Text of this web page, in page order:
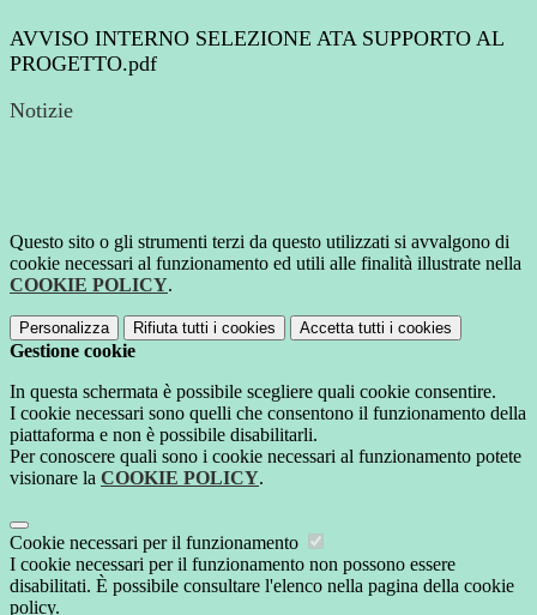
AVVISO INTERNO SELEZIONE ATA SUPPORTO AL
PROGETTO.pdf
Notizie
Questo sito o gli strumenti terzi da questo utilizzati si avvalgono di
cookie necessari al funzionamento ed utili alle finalità illustrate nella
COOKIE POLICY.
Personalizza Rifiuta tutti i cookies Accetta tutti i cookies
Gestione cookie
In questa schermata è possibile scegliere quali cookie consentire.
I cookie necessari sono quelli che consentono il funzionamento della
piattaforma e non è possibile disabilitarli.
Per conoscere quali sono i cookie necessari al funzionamento potete
visionare la COOKIE POLICY.
Cookie necessari per il funzionamento
I cookie necessari per il funzionamento non possono essere
disabilitati. È possibile consultare l'elenco nella pagina della cookie
policy.